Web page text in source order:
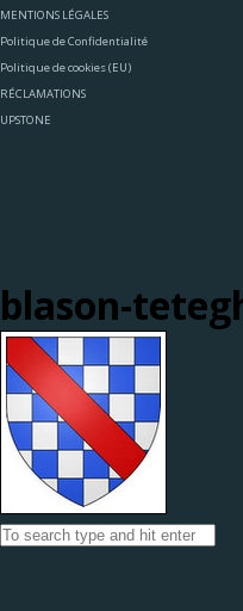
MENTIONS LÉGALES
Politique de Confidentialité
Politique de cookies (EU)
RÉCLAMATIONS
UPSTONE
blason-